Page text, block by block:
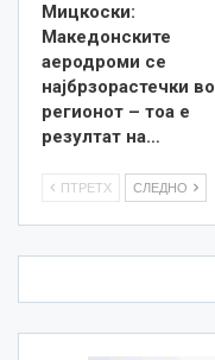
Мицкоски:
Македонските
аеродроми се
најбрзорастечки во
регионот – тоа е
резултат на…
ПТРЕТХ СЛЕДНО